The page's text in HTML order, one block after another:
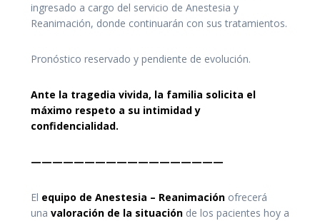
ingresado a cargo del servicio de Anestesia y
Reanimación, donde continuarán con sus tratamientos.
Pronóstico reservado y pendiente de evolución.
Ante la tragedia vivida, la familia solicita el
máximo respeto a su intimidad y
confidencialidad.
——————————————————
El equipo de Anestesia – Reanimación ofrecerá
una valoración de la situación de los pacientes hoy a